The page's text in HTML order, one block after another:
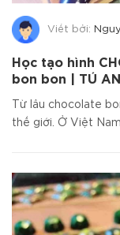
Viết bởi:
Học tạo hình
bon bon | TÚ
Từ lâu chocolate
thế giới. Ở Việt